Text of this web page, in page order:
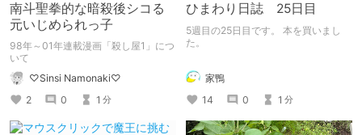
南斗聖拳的な暗殺後シコる
元いじめられっ子
98年～01年連載漫画「殺し屋1」につ
いて
♡Sinsi Namonaki♡
2
0 1 分
ひまわり日誌 25日目
5週目の25日目です。 本を買いまし
た。
家鴨
14
0 1 分